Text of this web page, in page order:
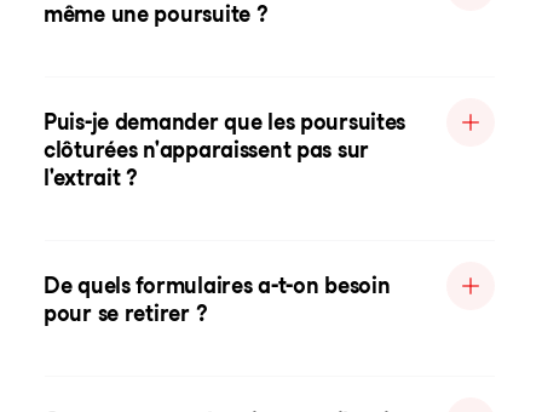
même une poursuite ?
Puis-je demander que les poursuites
clôturées n'apparaissent pas sur
l'extrait ?
De quels formulaires a-t-on besoin
pour se retirer ?